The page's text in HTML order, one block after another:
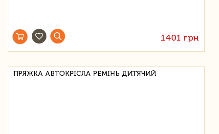
1401 грн
ПРЯЖКА АВТОКРІСЛА РЕМІНЬ ДИТЯЧИЙ